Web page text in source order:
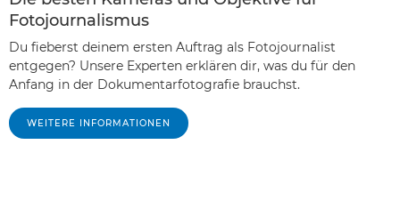
Fotojournalismus
Du fieberst deinem ersten Auftrag als Fotojournalist
entgegen? Unsere Experten erklären dir, was du für den
Anfang in der Dokumentarfotografie brauchst.
WEITERE INFORMATIONEN